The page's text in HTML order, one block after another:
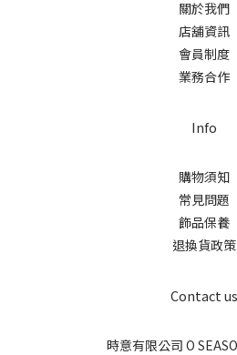
關於我們
店舖資訊
會員制度
業務合作
Info
購物須知
常見問題
飾品保養
退換貨政策
Contact us
時意有限公司 O